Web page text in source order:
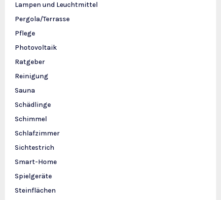
Lampen und Leuchtmittel
Pergola/Terrasse
Pflege
Photovoltaik
Ratgeber
Reinigung
Sauna
Schädlinge
Schimmel
Schlafzimmer
Sichtestrich
Smart-Home
Spielgeräte
Steinflächen